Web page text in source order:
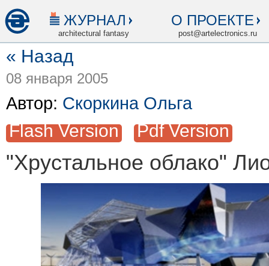
ЖУРНАЛ
architectural fantasy
О ПРОЕКТЕ
post@artelectronics.ru
« Назад
08 января 2005
Автор: Скоркина Ольга
Flash Version Pdf Version
"Хрустальное облако"